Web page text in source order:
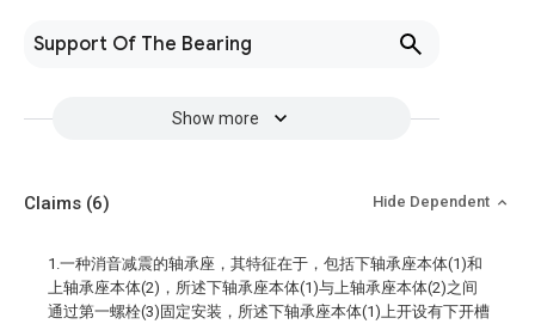
Support Of The Bearing
Show more
Claims (6) Hide Dependent
1.一种消音减震的轴承座，其特征在于，包括下轴承座本体(1)和
上轴承座本体(2)，所述下轴承座本体(1)与上轴承座本体(2)之间
通过第一螺栓(3)固定安装，所述下轴承座本体(1)上开设有下开槽